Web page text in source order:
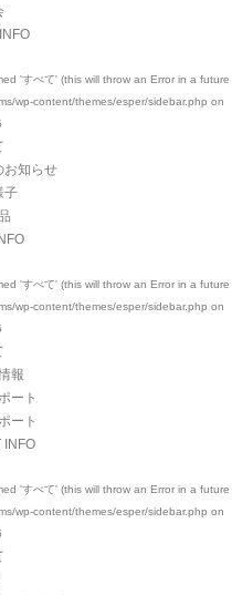
'すべて' (this will throw an Error in a future
wp-content/themes/esper/sidebar.php on
お知らせ
子
'すべて' (this will throw an Error in a future
wp-content/themes/esper/sidebar.php on
報
ート
ート
INFO
'すべて' (this will throw an Error in a future
wp-content/themes/esper/sidebar.php on